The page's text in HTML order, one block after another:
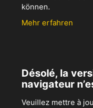
können.
Mehr erfahren
Désolé, la
navigateur
Veuillez mettre à